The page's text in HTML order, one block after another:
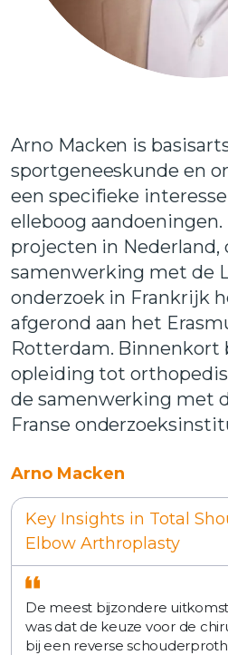
Arno Macken is
sportgeneeskunde en
een specifieke
elleboog
projecten in Nederland,
samenwerking met de
onderzoek in Frankrijk
afgerond aan het
Rotterdam. Binnenkort
opleiding tot
de samenwerking met
Franse
Arno Macken
Key Insights in Total
Elbow Arthroplasty
De meest bijzondere
was dat de keuze voor de
bij een reverse